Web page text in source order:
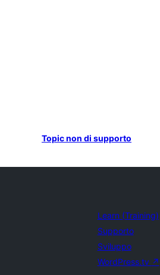
Topic non di supporto
Learn (Training)
Supporto
Sviluppo
WordPress.tv ↗